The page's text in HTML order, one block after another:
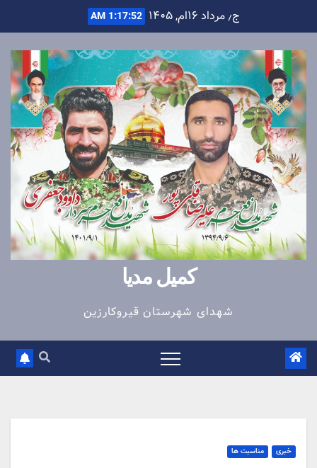
to
content
ج٫ مرداد ۱۶ام, ۱۴۰۵ 1:17:53 AM
کمیل مدیا
شهدای شهرستان قیروکارزین
خبری مناسبت ها